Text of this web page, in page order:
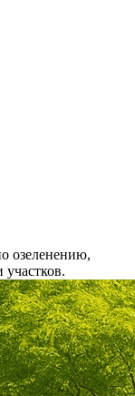
озеленению,